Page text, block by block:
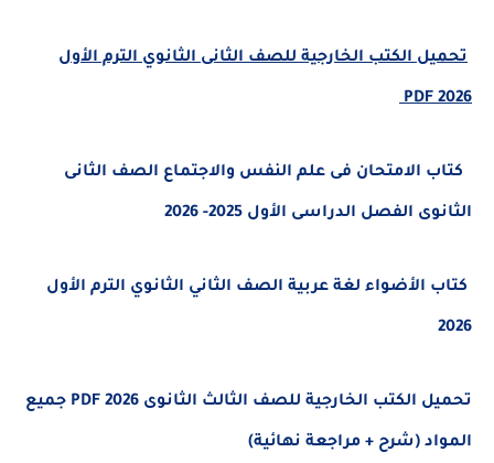
تحميل الكتب الخارجية للصف الثانى الثانوي الترم الأول
2026 PDF
كتاب الامتحان فى علم النفس والاجتماع الصف الثانى
الثانوى الفصل الدراسى الأول 2025- 2026
كتاب الأضواء لغة عربية الصف الثاني الثانوي الترم الأول
2026
تحميل الكتب الخارجية للصف الثالث الثانوى 2026 PDF جميع
المواد (شرح + مراجعة نهائية)